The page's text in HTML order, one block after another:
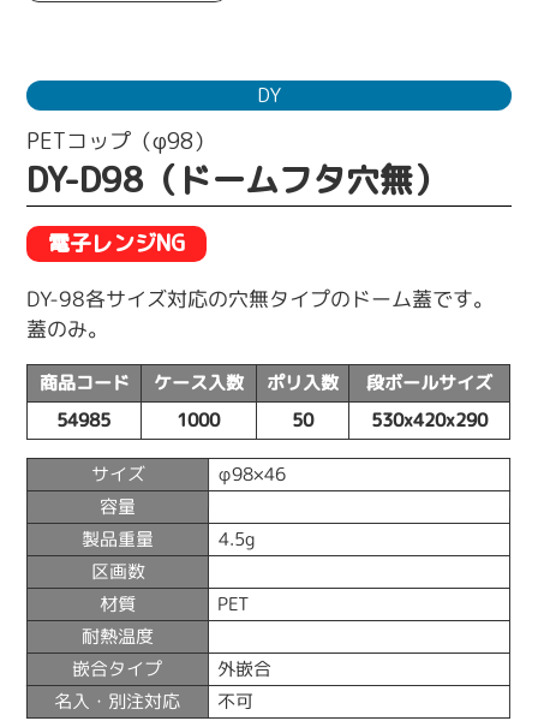
DY
PETコップ（φ98）
DY-D98（ドームフタ穴無）
電子レンジNG
DY-98各サイズ対応の穴無タイプのドーム蓋です。
蓋のみ。
商品コード ケース入数 ポリ入数 段ボールサイズ
54985 1000 50 530x420x290
サイズ φ98×46
容量
製品重量 4.5g
区画数
材質 PET
耐熱温度
嵌合タイプ 外嵌合
名入・別注対応 不可